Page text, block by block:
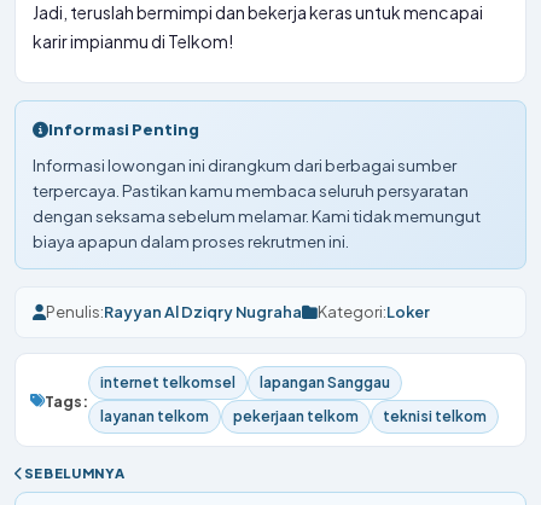
Jadi, teruslah bermimpi dan bekerja keras untuk mencapai
karir impianmu di Telkom!
Informasi Penting
Informasi lowongan ini dirangkum dari berbagai sumber
terpercaya. Pastikan kamu membaca seluruh persyaratan
dengan seksama sebelum melamar. Kami tidak memungut
biaya apapun dalam proses rekrutmen ini.
Penulis:Rayyan Al Dziqry Nugraha Kategori:Loker
Tags:
internet telkomsel
lapangan Sanggau
layanan telkom
pekerjaan telkom teknisi telkom
SEBELUMNYA